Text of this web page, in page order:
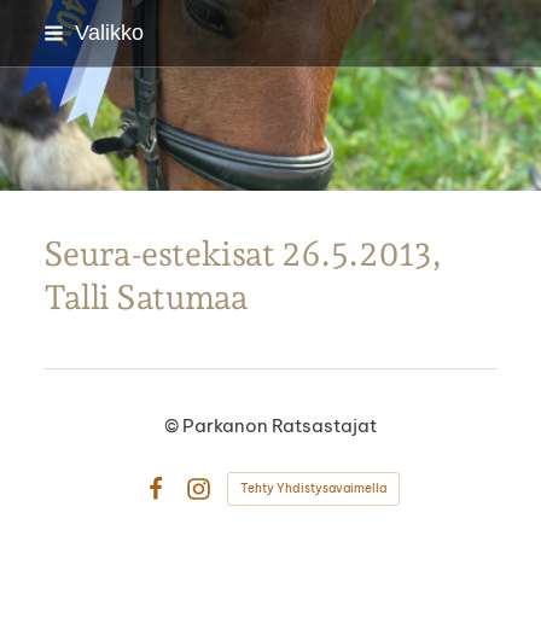
Siirry
sivun
sisältöön
Valikko
Parkanon Ratsastajat
Seura-estekisat 26.5.2013,
Talli Satumaa
© Parkanon Ratsastajat
Tehty Yhdistysavaimella